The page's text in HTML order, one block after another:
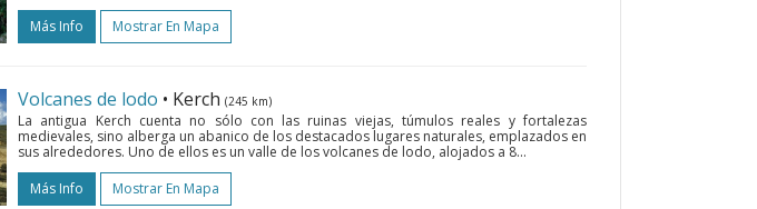
Más Info
Mostrar En Mapa
Volcanes de lodo • Kerch (245 km)
La antigua Kerch cuenta no sólo con las ruinas viejas, túmulos reales y fortalezas
medievales, sino alberga un abanico de los destacados lugares naturales, emplazados en
sus alrededores. Uno de ellos es un valle de los volcanes de lodo, alojados a 8...
Más Info
Mostrar En Mapa